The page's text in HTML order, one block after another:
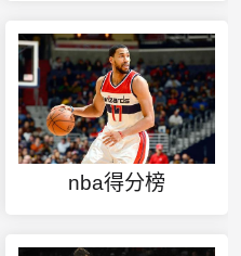
nba得分榜